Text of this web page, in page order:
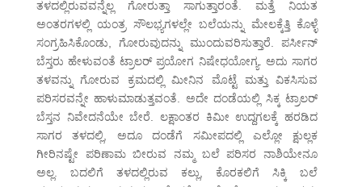
ತಳದಲ್ಲಿರುವವನ್ನೆಲ್ಲ ಗೋರುತ್ತಾ ಸಾಗುತ್ತಾರಂತೆ. ಮತ್ತೆ ನಿಯತ
ಅಂತರಗಳಲ್ಲಿ ಯಂತ್ರ ಸೌಲಭ್ಯಗಳಲ್ಲೇ ಬಲೆಯನ್ನು ಮೇಲಕ್ಕೆತ್ತಿ ಕೊಳ್ಳೆ
ಸಂಗ್ರಹಿಸಿಕೊಂಡು, ಗೋರುವುದನ್ನು ಮುಂದುವರಿಸುತ್ತಾರೆ. ಪರ್ಸೀನ್
ಬೆಸ್ತರು ಹೇಳುವಂತೆ ಟ್ರಾಲರ್ ಪ್ರಯೋಗ ನಿಷೇಧಯೋಗ್ಯ. ಅದು ಸಾಗರ
ತಳವನ್ನು ಗೋರುವ ಕ್ರಮದಲ್ಲಿ ಮೀನಿನ ಮೊಟ್ಟೆ ಮತ್ತು ವಿಕಸಿಸುವ
ಪರಿಸರವನ್ನೇ ಹಾಳುಮಾಡುತ್ತವಂತೆ. ಅದೇ ದಂಡೆಯಲ್ಲಿ ಸಿಕ್ಕ ಟ್ರಾಲರ್
ಬೆಸ್ತನ ನಿವೇದನೆಯೇ ಬೇರೆ. ಲಕ್ಷಾಂತರ ಕಿಮೀ ಉದ್ದಗಲಕ್ಕೆ ಹರಡಿದ
ಸಾಗರ ತಳದಲ್ಲಿ, ಅದೂ ದಂಡೆಗೆ ಸಮೀಪದಲ್ಲಿ ಎಲ್ಲೋ ಕ್ಷುಲ್ಲಕ
ಗೀರಿನಷ್ಟೇ ಪರಿಣಾಮ ಬೀರುವ ನಮ್ಮ ಬಲೆ ಪರಿಸರ ನಾಶಿಯೇನೂ
ಅಲ್ಲ. ಬದಲಿಗೆ ತಳದಲ್ಲಿರುವ ಕಲ್ಲು, ಕೊರಕಲಿಗೆ ಸಿಕ್ಕಿ ಬಲೆ